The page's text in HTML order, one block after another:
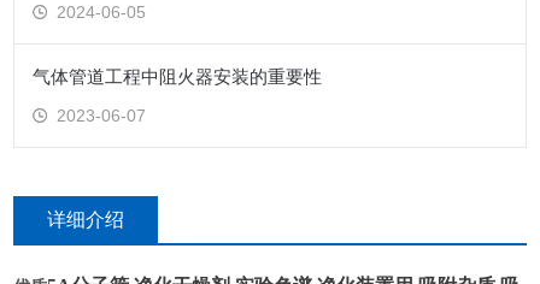
2024-06-05
气体管道工程中阻火器安装的重要性
2023-06-07
详细介绍